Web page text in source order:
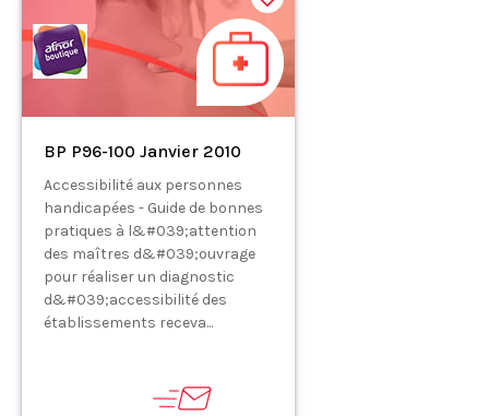
BP P96-100 Janvier 2010
Accessibilité aux personnes
handicapées - Guide de bonnes
pratiques à l&#039;attention
des maîtres d&#039;ouvrage
pour réaliser un diagnostic
d&#039;accessibilité des
établissements receva...